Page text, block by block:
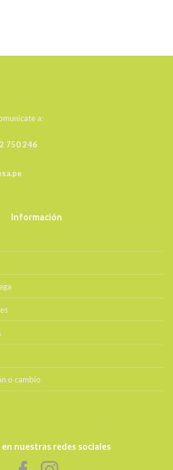
a:
750 246
Información
o cambio
en nuestras redes sociales